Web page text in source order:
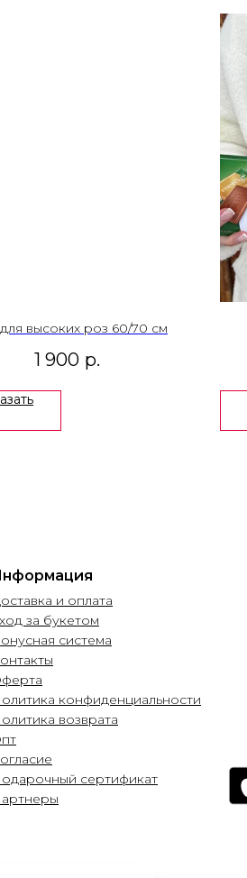
высоких роз 60/70 см
1 900 р.
и оплата
за букетом
система
конфиденциальности
возврата
сертификат